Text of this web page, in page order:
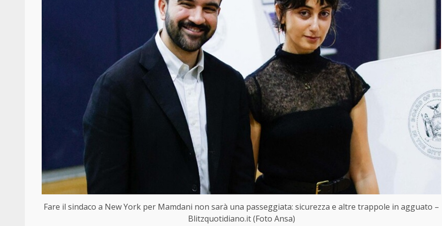
Fare il sindaco a New York per Mamdani non sarà una passeggiata: sicurezza e altre trappole in agguato –
Blitzquotidiano.it (Foto Ansa)